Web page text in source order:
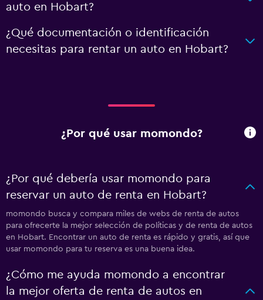
auto en Hobart?
¿Qué documentación o identificación
necesitas para rentar un auto en Hobart?
¿Por qué usar momondo?
¿Por qué debería usar momondo para
reservar un auto de renta en Hobart?
momondo busca y compara miles de webs de renta de autos
para ofrecerte la mejor selección de políticas y de renta de autos
en Hobart. Encontrar un auto de renta es rápido y gratis, así que
usar momondo para tu reserva es una buena idea.
¿Cómo me ayuda momondo a encontrar
la mejor oferta de renta de autos en